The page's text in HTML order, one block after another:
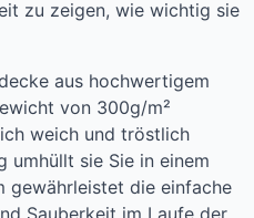
zu zeigen, wie wichtig sie
aus hochwertigem
von 300g/m²
weich und tröstlich
umhüllt sie Sie in einem
gewährleistet die einfache